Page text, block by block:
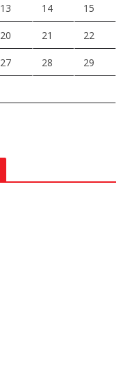
13 14 15
20 21 22
27 28 29